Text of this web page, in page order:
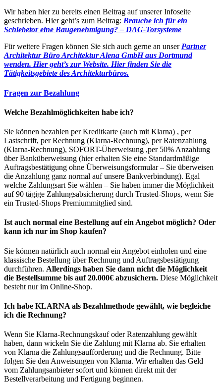
Wir haben hier zu bereits einen Beitrag auf unserer Infoseite
geschrieben. Hier geht’s zum Beitrag: Brauche ich für ein
Schiebetor eine Baugenehmigung? – DAG-Torsysteme
Für weitere Fragen können Sie sich auch gerne an unser Partner
Architektur Büro Architektur Alena GmbH aus Dortmund
wenden. Hier geht’s zur Website. Hier finden Sie die
Tätigkeitsgebiete des Architekturbüros.
Fragen zur Bezahlung
Welche Bezahlmöglichkeiten habe ich?
Sie können bezahlen per Kreditkarte (auch mit Klarna) , per
Lastschrift, per Rechnung (Klarna-Rechnung), per Ratenzahlung
(Klarna-Rechnung), SOFORT-Überweisung ,per 50% Anzahlung
über Banküberweisung (hier erhalten Sie eine Standardmäßige
Auftragsbestätigung ohne Überweisungsformular – Sie überweisen
die Anzahlung ganz normal auf unsere Bankverbindung). Egal
welche Zahlungsart Sie wählen – Sie haben immer die Möglichkeit
auf 90 tägige Zahlungsabsicherung durch Trusted-Shops, wenn Sie
ein Trusted-Shops Premiummitglied sind.
Ist auch normal eine Bestellung auf ein Angebot möglich? Oder
kann ich nur im Shop kaufen?
Sie können natürlich auch normal ein Angebot einholen und eine
klassische Bestellung über Rechnung und Auftragsbestätigung
durchführen. Allerdings haben Sie dann nicht die Möglichkeit
die Bestellsumme bis auf 20.000€ abzusichern. Diese Möglichkeit
besteht nur im Online-Shop.
Ich habe KLARNA als Bezahlmethode gewählt, wie begleiche
ich die Rechnung?
Wenn Sie Klarna-Rechnungskauf oder Ratenzahlung gewählt
haben, dann wickeln Sie die Zahlung mit Klarna ab. Sie erhalten
von Klarna die Zahlungsaufforderung und die Rechnung. Bitte
folgen Sie den Anweisungen von Klarna. Wir erhalten das Geld
vom Zahlungsanbieter sofort und können direkt mit der
Bestellverarbeitung und Fertigung beginnen.